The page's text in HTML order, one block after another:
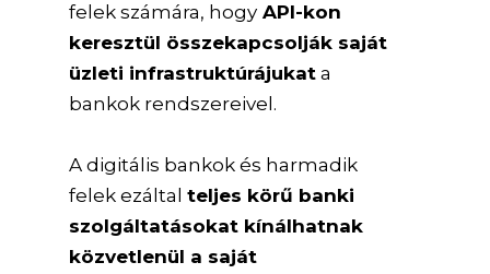
felek számára, hogy API-kon
keresztül összekapcsolják saját
üzleti infrastruktúrájukat a
bankok rendszereivel.
A digitális bankok és harmadik
felek ezáltalteljes körű banki
szolgáltatásokat kínálhatnak
közvetlenül a saját